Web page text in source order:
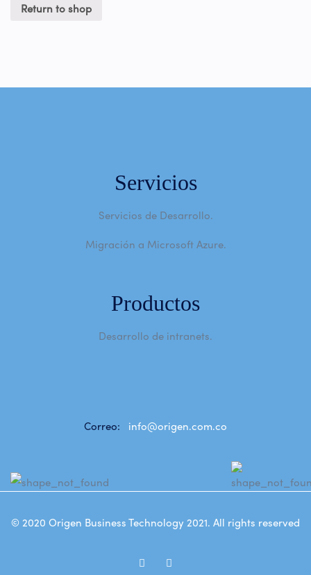
Return to shop
Servicios
Servicios de Desarrollo.
Migración a Microsoft Azure.
Productos
Desarrollo de intranets.
Correo: info@origen.com.co
© 2020 Origen Business Technology 2021. All rights reserved